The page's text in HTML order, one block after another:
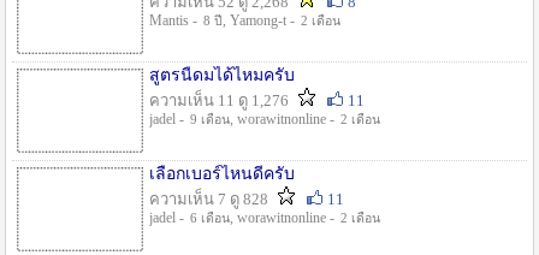
Mantis - 8 ปี , Yamong-t - 2 เดือน
สูตรนี้ดมได้ไหมครับ
ความเห็น 11 ดู 1,276
11
jadel - 9 เดือน, worawitnonline - 2 เดือน
เลือกเบอร์ไหนดีครับ
ความเห็น 7 ดู 828
11
jadel - 6 เดือน, worawitnonline - 2 เดือน